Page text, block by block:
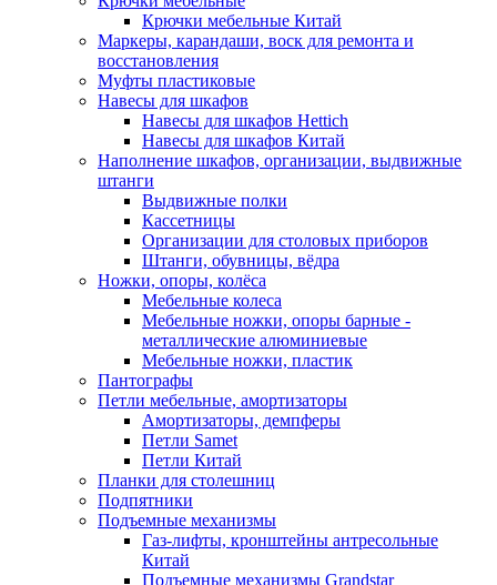
Крючки мебельные Китай
Маркеры, карандаши, воск для ремонта и
восстановления
Муфты пластиковые
Навесы для шкафов
Навесы для шкафов Hettich
Навесы для шкафов Китай
Наполнение шкафов, организации, выдвижные
штанги
Выдвижные полки
Кассетницы
Организации для столовых приборов
Штанги, обувницы, вёдра
Ножки, опоры, колёса
Мебельные колеса
Мебельные ножки, опоры барные -
металлические алюминиевые
Мебельные ножки, пластик
Пантографы
Петли мебельные, амортизаторы
Амортизаторы, демпферы
Петли Samet
Петли Китай
Планки для столешниц
Подпятники
Подъемные механизмы
Газ-лифты, кронштейны антресольные
Китай
Подъемные механизмы Grandstar